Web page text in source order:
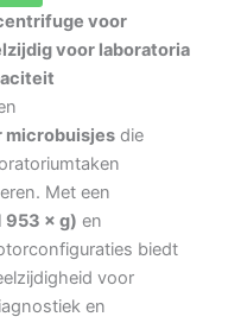
voor
voor laboratoria
microbuisjes die
Met een
953 × g) en
biedt
voor
en